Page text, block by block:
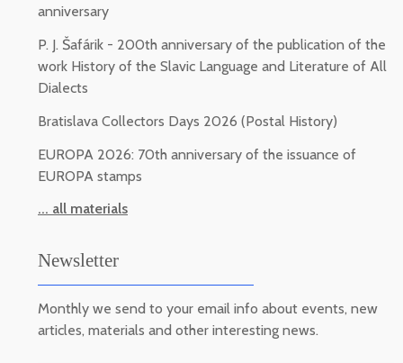
anniversary
P. J. Šafárik - 200th anniversary of the publication of the
work History of the Slavic Language and Literature of All
Dialects
Bratislava Collectors Days 2026 (Postal History)
EUROPA 2026: 70th anniversary of the issuance of
EUROPA stamps
... all materials
Newsletter
Monthly we send to your email info about events, new
articles, materials and other interesting news.